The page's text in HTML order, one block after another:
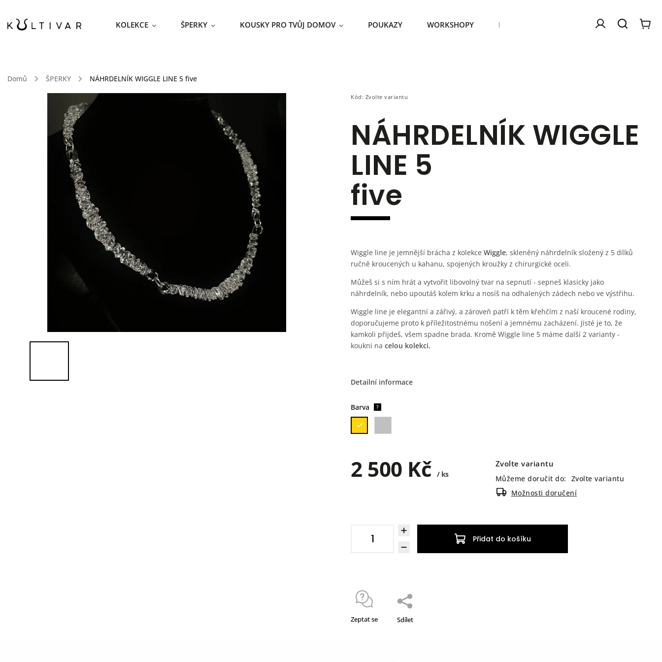
KOLEKCE ŠPERKY KOUSKY PRO TVŮJ DOMOV POUKAZY WORKSHOPY Kontakty
Domů / ŠPERKY / NÁHRDELNÍK WIGGLE LINE 5 five
NÁHRDELNÍK WIGGLE
LINE 5
five
Kód: Zvolte variantu
Wiggle line je jemnější brácha z kolekceWiggle, skleněný náhrdelník složený z 5 dílků
ručně kroucených u kahanu, spojených kroužky z chirurgické oceli.
Můžeš si s ním hrát a vytvořit libovolný tvar na sepnutí - sepneš klasicky jako
náhrdelník, nebo upoutáš kolem krku a nosíš na odhalených zádech nebo ve výstřihu.
Wiggle line je elegantní a zářivý, a zároveň patří k těm křehčím z naší kroucené rodiny,
doporučujeme proto k příležitostnému nošení a jemnému zacházení. Jisté je to, že
kamkoli přijdeš, všem spadne brada. Kromě Wiggle line 5 máme další 2 varianty -
koukni nacelou kolekci.
Detailní informace
Barva ?
2 500 Kč / ks
Zvolte variantu
Můžeme doručit do:
Zvolte variantu
Možnosti doručení
Přidat do košíku
Zeptat se Sdílet